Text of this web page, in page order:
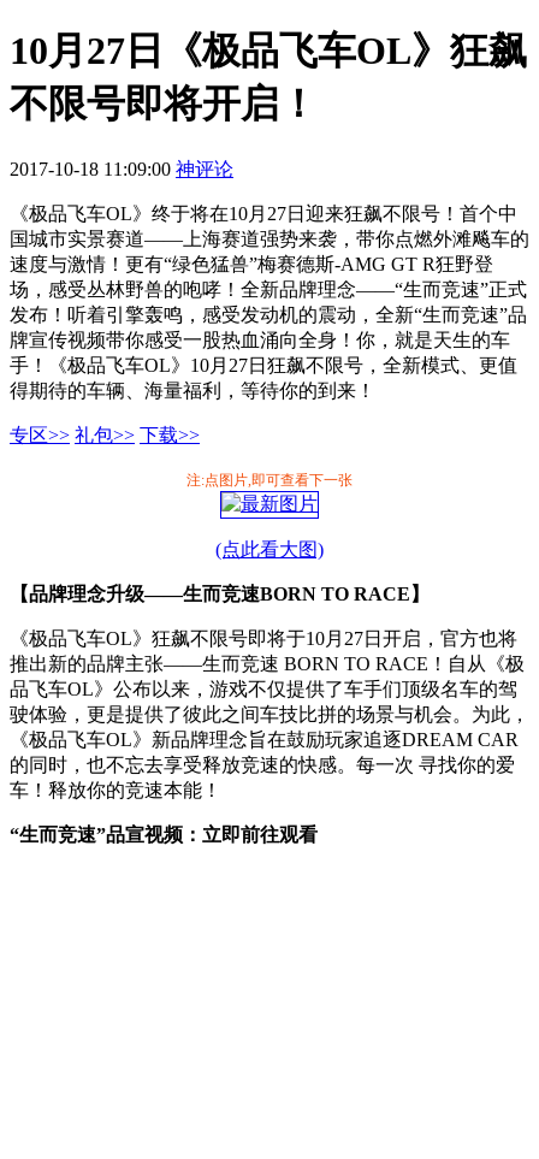
10月27日《极品飞车OL》狂飙
不限号即将开启！
2017-10-18 11:09:00 神评论
《极品飞车OL》终于将在10月27日迎来狂飙不限号！首个中
国城市实景赛道——上海赛道强势来袭，带你点燃外滩飚车的
速度与激情！更有“绿色猛兽”梅赛德斯-AMG GT R狂野登
场，感受丛林野兽的咆哮！全新品牌理念——“生而竞速”正式
发布！听着引擎轰鸣，感受发动机的震动，全新“生而竞速”品
牌宣传视频带你感受一股热血涌向全身！你，就是天生的车
手！《极品飞车OL》10月27日狂飙不限号，全新模式、更值
得期待的车辆、海量福利，等待你的到来！
专区>> 礼包>> 下载>>
注:点图片,即可查看下一张
(点此看大图)
【品牌理念升级——生而竞速BORN TO RACE】
《极品飞车OL》狂飙不限号即将于10月27日开启，官方也将
推出新的品牌主张——生而竞速 BORN TO RACE！自从《极
品飞车OL》公布以来，游戏不仅提供了车手们顶级名车的驾
驶体验，更是提供了彼此之间车技比拼的场景与机会。为此，
《极品飞车OL》新品牌理念旨在鼓励玩家追逐DREAM CAR
的同时，也不忘去享受释放竞速的快感。每一次 寻找你的爱
车！释放你的竞速本能！
“生而竞速”品宣视频：立即前往观看